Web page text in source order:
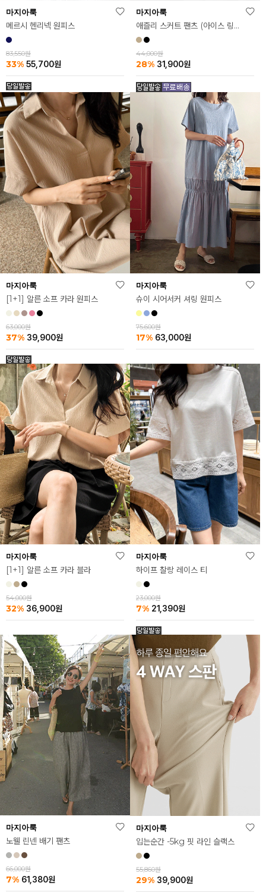
마지아룩
메르시 헨리넥 원피스
83,550원
33% 55,700원
마지아룩
애즐리 스커트 팬츠 (아이스 링클프리ver.)
44,000원
28% 31,900원
마지아룩
[1+1] 알른 소프 카라 원피스
63,000원
37% 39,900원
마지아룩
슈이 시어서커 셔링 원피스
75,600원
17% 63,000원
마지아룩
[1+1] 알른 소프 카라 블라
54,000원
32% 36,900원
마지아룩
하이프 찰랑 레이스 티
23,000원
7% 21,390원
마지아룩
노웰 린넨 배기 팬츠
66,000원
7% 61,380원
마지아룩
입는순간 -5kg 핏 라인 슬랙스
55,860원
29% 39,900원